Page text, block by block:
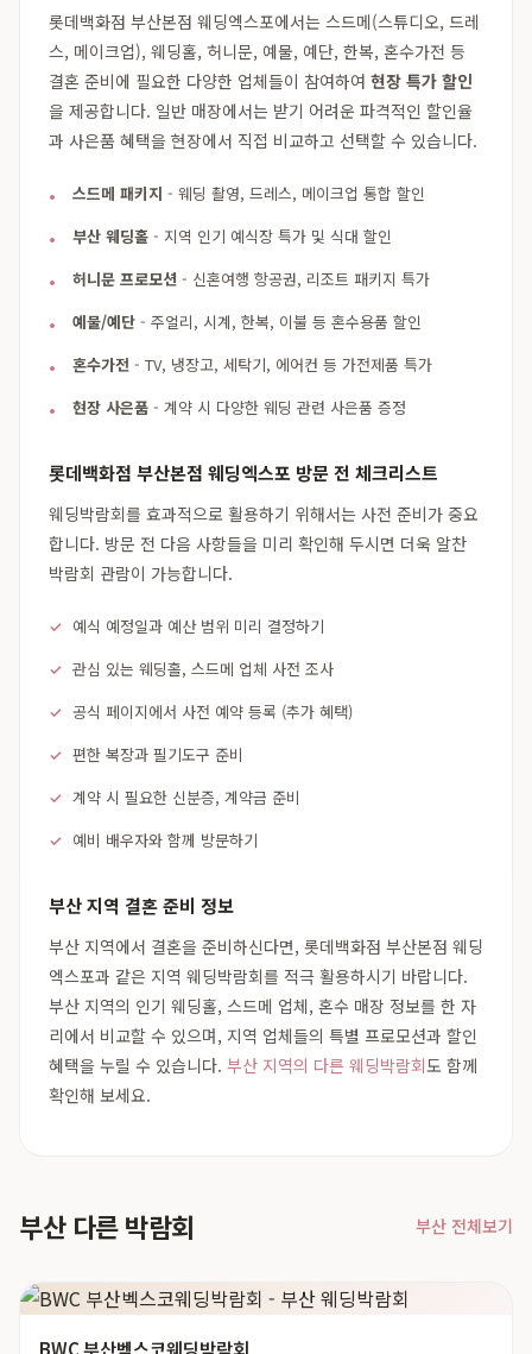
롯데백화점 부산본점 웨딩엑스포에서는 스드메(스튜디오, 드레
스, 메이크업), 웨딩홀, 허니문, 예물, 예단, 한복, 혼수가전 등
결혼 준비에 필요한 다양한 업체들이 참여하여 현장 특가 할인
을 제공합니다. 일반 매장에서는 받기 어려운 파격적인 할인율
과 사은품 혜택을 현장에서 직접 비교하고 선택할 수 있습니다.
스드메 패키지 - 웨딩 촬영, 드레스, 메이크업 통합 할인
부산 웨딩홀 - 지역 인기 예식장 특가 및 식대 할인
허니문 프로모션 - 신혼여행 항공권, 리조트 패키지 특가
예물/예단 - 주얼리, 시계, 한복, 이불 등 혼수용품 할인
혼수가전 - TV, 냉장고, 세탁기, 에어컨 등 가전제품 특가
현장 사은품 - 계약 시 다양한 웨딩 관련 사은품 증정
롯데백화점 부산본점 웨딩엑스포 방문 전 체크리스트
웨딩박람회를 효과적으로 활용하기 위해서는 사전 준비가 중요
합니다. 방문 전 다음 사항들을 미리 확인해 두시면 더욱 알찬
박람회 관람이 가능합니다.
예식 예정일과 예산 범위 미리 결정하기
관심 있는 웨딩홀, 스드메 업체 사전 조사
공식 페이지에서 사전 예약 등록 (추가 혜택)
편한 복장과 필기도구 준비
계약 시 필요한 신분증, 계약금 준비
예비 배우자와 함께 방문하기
부산 지역 결혼 준비 정보
부산 지역에서 결혼을 준비하신다면, 롯데백화점 부산본점 웨딩
엑스포과 같은 지역 웨딩박람회를 적극 활용하시기 바랍니다.
부산 지역의 인기 웨딩홀, 스드메 업체, 혼수 매장 정보를 한 자
리에서 비교할 수 있으며, 지역 업체들의 특별 프로모션과 할인
혜택을 누릴 수 있습니다. 부산 지역의 다른 웨딩박람회도 함께
확인해 보세요.
부산 다른 박람회 부산 전체보기
BWC 부산벡스코웨딩박람회